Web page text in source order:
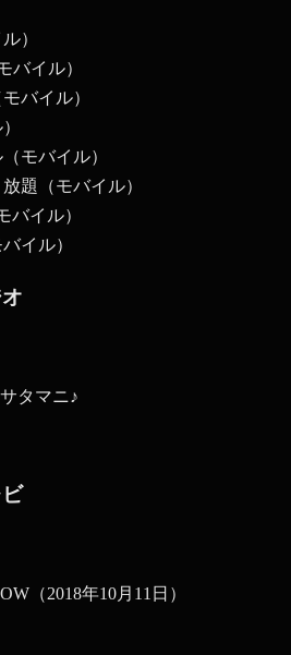
）
バイル）
バイル）
モバイル）
題（モバイル）
バイル）
イル）
タマニ♪
（2018年10月11日）